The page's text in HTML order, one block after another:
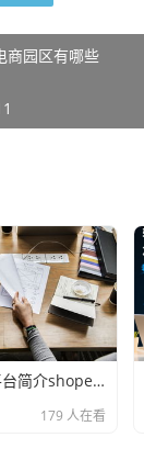
商园区有哪些
跨境电商平台简介shopee 的延伸长尾关键词有哪些
179 人在看